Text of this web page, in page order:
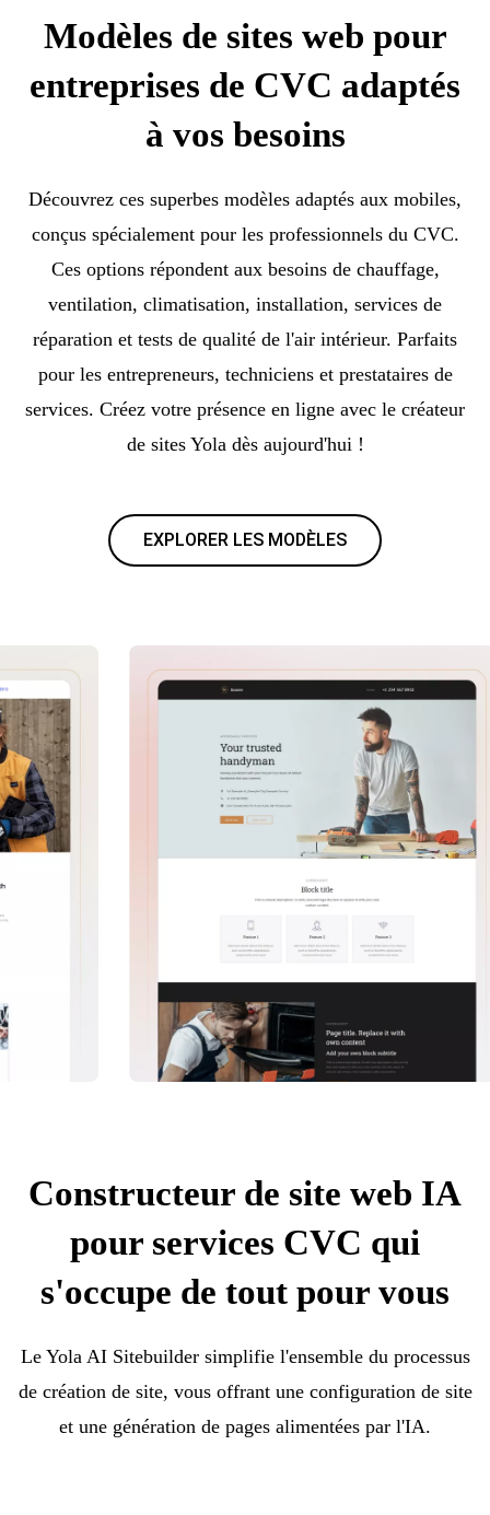
Modèles de sites web pour
entreprises de CVC adaptés
à vos besoins
Découvrez ces superbes modèles adaptés aux mobiles,
conçus spécialement pour les professionnels du CVC.
Ces options répondent aux besoins de chauffage,
ventilation, climatisation, installation, services de
réparation et tests de qualité de l'air intérieur. Parfaits
pour les entrepreneurs, techniciens et prestataires de
services. Créez votre présence en ligne avec le créateur
de sites Yola dès aujourd'hui !
EXPLORER LES MODÈLES
Constructeur de site web IA
pour services CVC qui
s'occupe de tout pour vous
Le Yola AI Sitebuilder simplifie l'ensemble du processus
de création de site, vous offrant une configuration de site
et une génération de pages alimentées par l'IA.